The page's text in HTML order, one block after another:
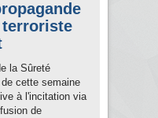
la Sûreté
cette semaine
à l'incitation via
de